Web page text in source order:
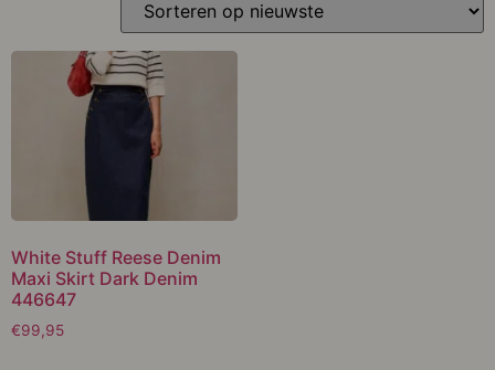
White Stuff Reese Denim
Maxi Skirt Dark Denim
446647
€99,95